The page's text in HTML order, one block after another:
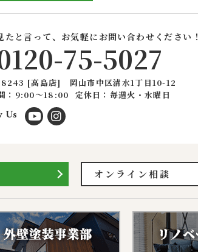
をいたします。
だくにあたり、各種の申込みの受付、
当社が直接あるいは協力会社又は業務
ールアドレス、氏名、住所、電話番号
利用させていただきます。
」といいます。）への提供。
要な範囲で、お客様の個人データをサ
管理会社において管理されることとなり
たと言って、お気軽にお問い合わせください！
75-5027
[高島店] 岡山市中区清水1丁目10-12
：9:00〜18:00
定休日：毎週火・水曜日
Us
オンライン相談